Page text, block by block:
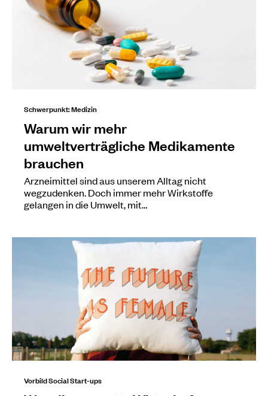
Schwerpunkt: Medizin
Warum wir mehr
umweltverträgliche Medikamente
brauchen
Arzneimittel sind aus unserem Alltag nicht
wegzudenken. Doch immer mehr Wirkstoffe
gelangen in die Umwelt, mit…
Vorbild Social Start-ups